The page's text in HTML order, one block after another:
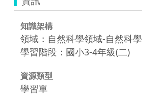
知識架構
領域：自然科學領域-自然科學
學習階段：國小3-4年級(二)
資源類型
學習單